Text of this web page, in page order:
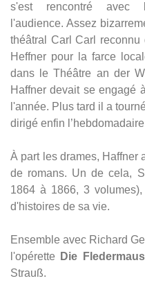
s'est rencontré avec
l'audience. Assez
théâtral Carl Carl
Heffner pour la farce
dans le Théâtre an der
Haffner devait se engagé
l'année. Plus tard il a
dirigé enfin
À part les drames, Haffner
de romans. Un de cela,
1864 à 1866, 3
d'histoires de sa vie.
Ensemble avec Richard
l'opérette
Die Fledermaus
Strauß.